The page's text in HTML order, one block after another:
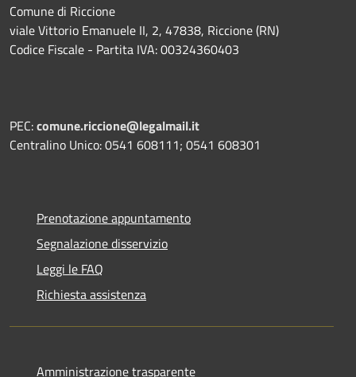
Comune di Riccione
viale Vittorio Emanuele II, 2, 47838, Riccione (RN)
Codice Fiscale - Partita IVA: 00324360403
PEC:comune.riccione@legalmail.it
Centralino Unico: 0541 608111; 0541 608301
Prenotazione appuntamento
Segnalazione disservizio
Leggi le FAQ
Richiesta assistenza
Amministrazione trasparente